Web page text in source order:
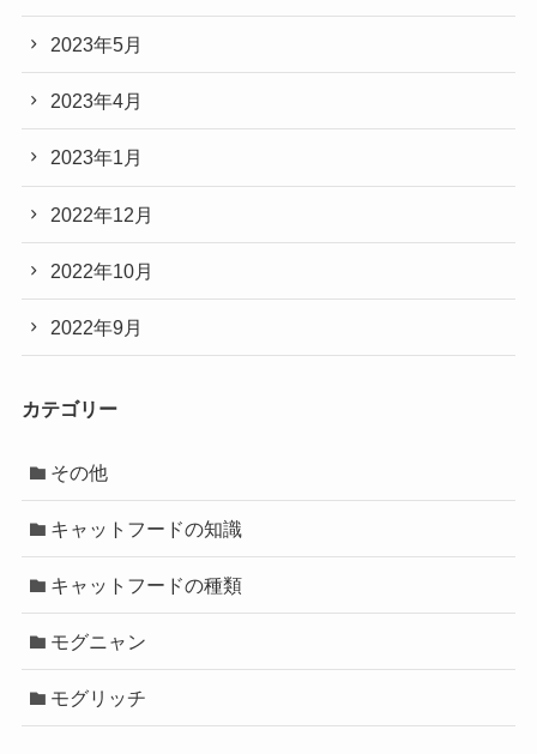
2023年5月
2023年4月
2023年1月
2022年12月
2022年10月
2022年9月
カテゴリー
その他
キャットフードの知識
キャットフードの種類
モグニャン
モグリッチ